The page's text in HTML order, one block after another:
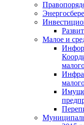
Малое и